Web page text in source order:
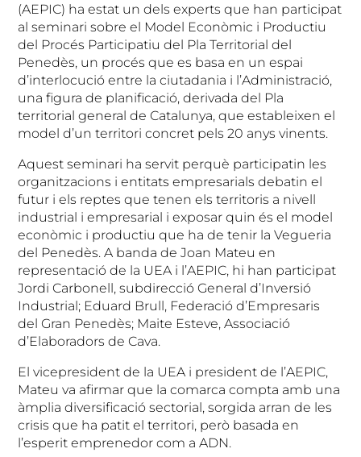
(AEPIC) ha estat un dels experts que han participat
al seminari sobre el Model Econòmic i Productiu
del Procés Participatiu del Pla Territorial del
Penedès, un procés que es basa en un espai
d’interlocució entre la ciutadania i l’Administració,
una figura de planificació, derivada del Pla
territorial general de Catalunya, que estableixen el
model d’un territori concret pels 20 anys vinents.
Aquest seminari ha servit perquè participatin les
organitzacions i entitats empresarials debatin el
futur i els reptes que tenen els territoris a nivell
industrial i empresarial i exposar quin és el model
econòmic i productiu que ha de tenir la Vegueria
del Penedès. A banda de Joan Mateu en
representació de la UEA i l’AEPIC, hi han participat
Jordi Carbonell, subdirecció General d’Inversió
Industrial; Eduard Brull, Federació d’Empresaris
del Gran Penedès; Maite Esteve, Associació
d’Elaboradors de Cava.
El vicepresident de la UEA i president de l’AEPIC,
Mateu va afirmar que la comarca compta amb una
àmplia diversificació sectorial, sorgida arran de les
crisis que ha patit el territori, però basada en
l’esperit emprenedor com a ADN.